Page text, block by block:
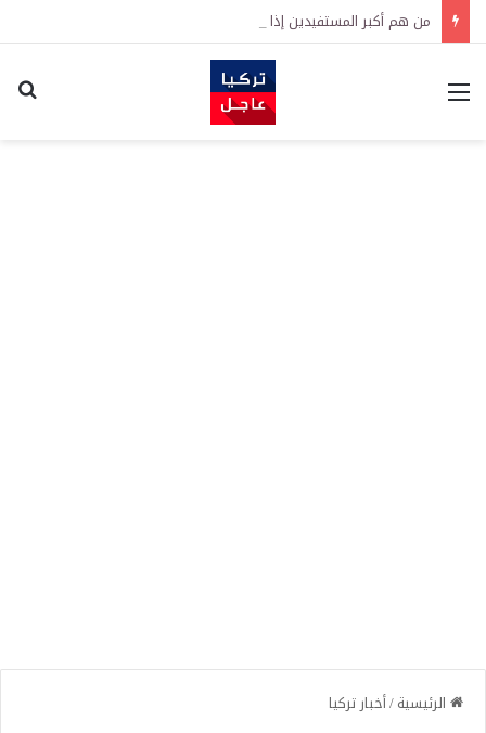
من هم أكبر المستفيدين إذا انتهت الحرب؟
القائمة
الرئيسية/أخبار تركيا